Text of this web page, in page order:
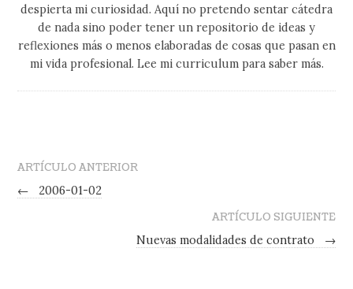
despierta mi curiosidad. Aquí no pretendo sentar cátedra
de nada sino poder tener un repositorio de ideas y
reflexiones más o menos elaboradas de cosas que pasan en
mi vida profesional. Lee mi curriculum para saber más.
ARTÍCULO ANTERIOR
←
2006-01-02
ARTÍCULO SIGUIENTE
Nuevas modalidades de contrato
→